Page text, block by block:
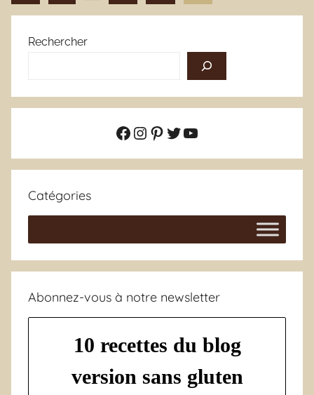
des
publications
Rechercher
Facebook
Instagram
Pinterest
Twitter
YouTube
Catégories
Abonnez-vous à notre newsletter
10 recettes du blog
version sans gluten